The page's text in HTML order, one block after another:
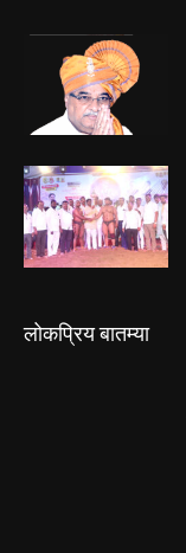
लोकप्रिय बातम्या